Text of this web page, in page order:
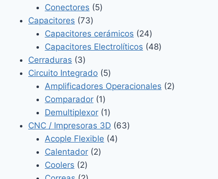
Conectores 55
Capacitores 7373
productos
Capacitores cerámicos 2424
productos
Capacitores Electrolíticos 4848
Cerraduras 33
productos
Circuito Integrado 55
productos
Amplificadores Operacionales 22
Comparador 11
producto
Demultiplexor 11
producto
CNC / Impresoras 3D 6363
Acople Flexible 44
Calentador 22
Coolers 22